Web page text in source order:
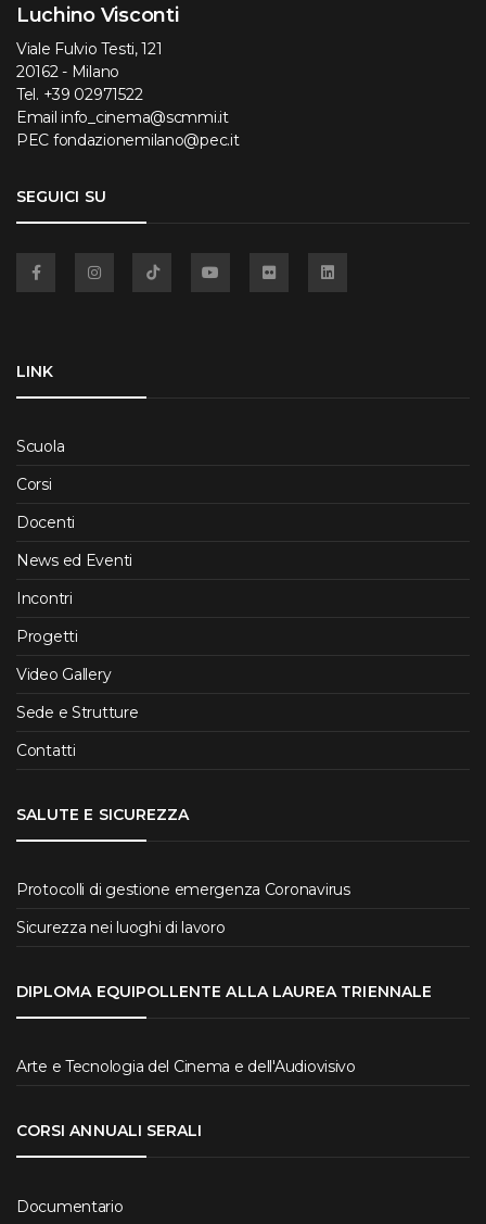
Luchino Visconti
Viale Fulvio Testi, 121
20162 - Milano
Tel. +39 02971522
Email info_cinema@scmmi.it
PEC fondazionemilano@pec.it
SEGUICI SU
LINK
Scuola
Corsi
Docenti
News ed Eventi
Incontri
Progetti
Video Gallery
Sede e Strutture
Contatti
SALUTE E SICUREZZA
Protocolli di gestione emergenza Coronavirus
Sicurezza nei luoghi di lavoro
DIPLOMA EQUIPOLLENTE ALLA LAUREA TRIENNALE
Arte e Tecnologia del Cinema e dell'Audiovisivo
CORSI ANNUALI SERALI
Documentario